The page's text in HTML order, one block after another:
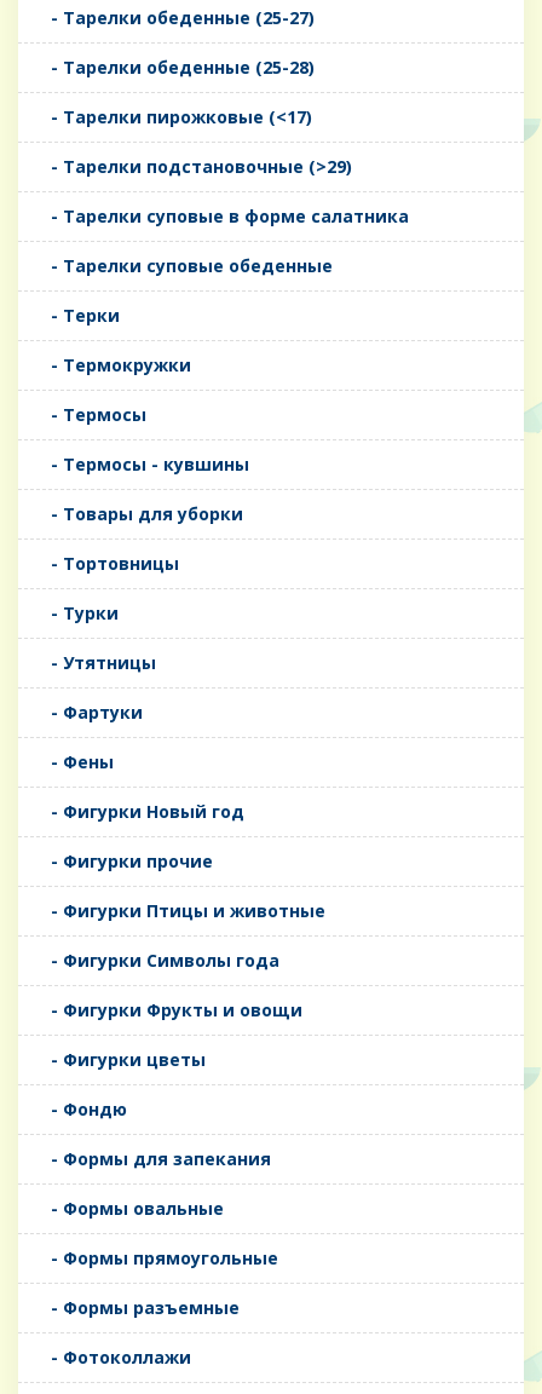
- Тарелки обеденные (25-27)
- Тарелки обеденные (25-28)
- Тарелки пирожковые (<17)
- Тарелки подстановочные (>29)
- Тарелки суповые в форме салатника
- Тарелки суповые обеденные
- Терки
- Термокружки
- Термосы
- Термосы - кувшины
- Товары для уборки
- Тортовницы
- Турки
- Утятницы
- Фартуки
- Фены
- Фигурки Новый год
- Фигурки прочие
- Фигурки Птицы и животные
- Фигурки Символы года
- Фигурки Фрукты и овощи
- Фигурки цветы
- Фондю
- Формы для запекания
- Формы овальные
- Формы прямоугольные
- Формы разъемные
- Фотоколлажи